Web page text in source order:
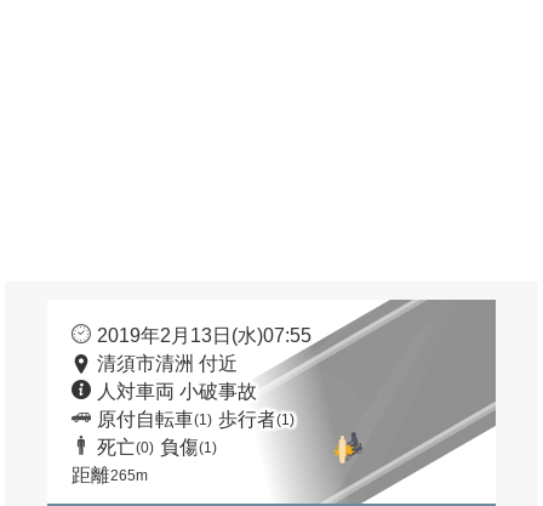
2019年2月13日(水)07:55
清須市清洲 付近
人対車両 小破事故
原付自転車(1) 歩行者(1)
死亡(0) 負傷(1)
距離265m